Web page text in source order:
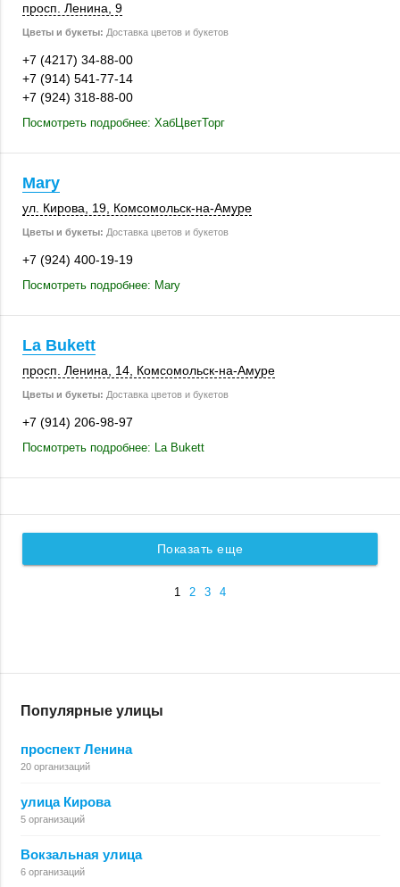
просп. Ленина, 9
Цветы и букеты: Доставка цветов и букетов
+7 (4217) 34-88-00
+7 (914) 541-77-14
+7 (924) 318-88-00
Посмотреть подробнее: ХабЦветТорг
Mary
ул. Кирова, 19 , Комсомольск-на-Амуре
Цветы и букеты: Доставка цветов и букетов
+7 (924) 400-19-19
Посмотреть подробнее: Mary
La Bukett
просп. Ленина, 14 , Комсомольск-на-Амуре
Цветы и букеты: Доставка цветов и букетов
+7 (914) 206-98-97
Посмотреть подробнее: La Bukett
Показать еще
1 2 3 4
Популярные улицы
проспект Ленина
20 организаций
улица Кирова
5 организаций
Вокзальная улица
6 организаций